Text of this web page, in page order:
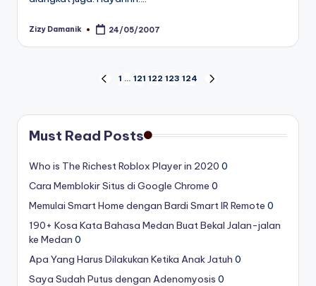
Posted
Zizy Damanik 24/05/2007
pagination
PREVIOUS
1 … 121 122 123 124
Must Read Posts
Who is The Richest Roblox Player in 2020 0
Cara Memblokir Situs di Google Chrome 0
Memulai Smart Home dengan Bardi Smart IR Remote 0
190+ Kosa Kata Bahasa Medan Buat Bekal Jalan-jalan
ke Medan 0
Apa Yang Harus Dilakukan Ketika Anak Jatuh 0
Saya Sudah Putus dengan Adenomyosis 0